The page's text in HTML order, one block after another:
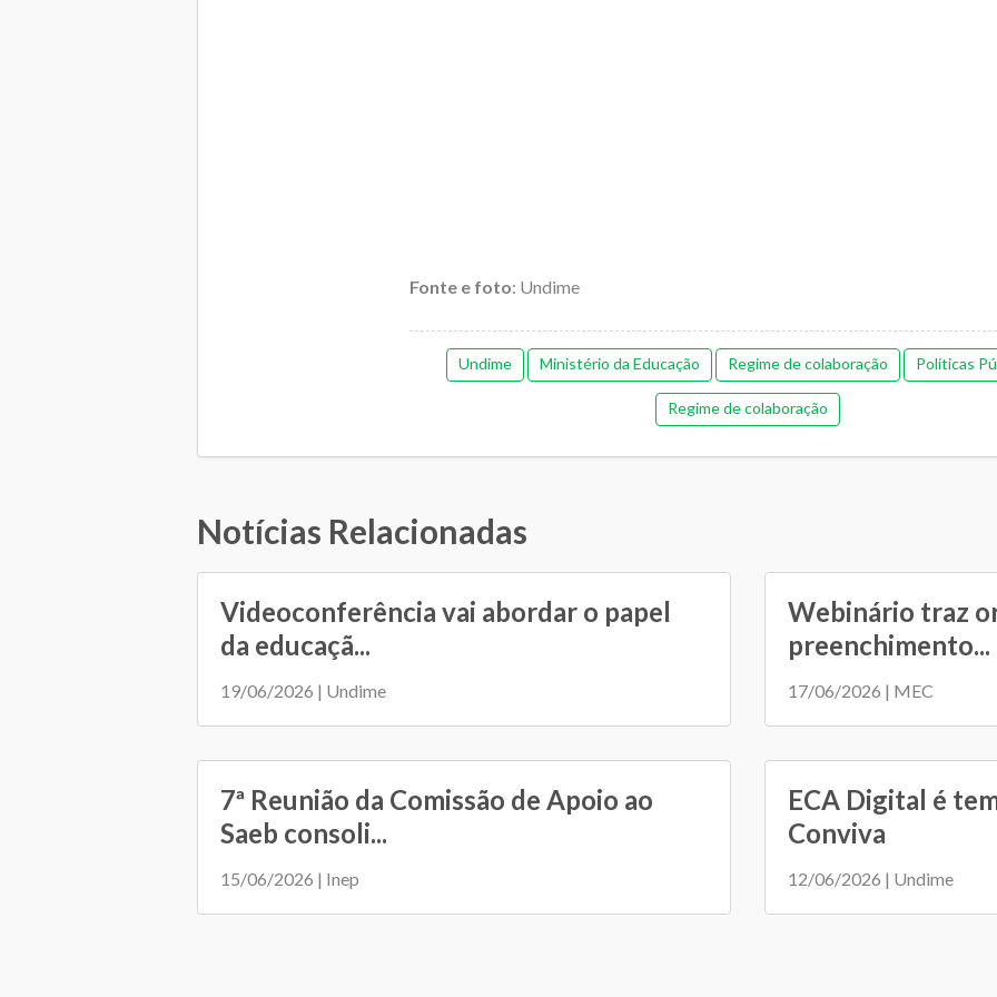
Fonte e foto: Undime
Undime Ministério da Educação Regime de colaboração Políticas
Regime de colaboração
Notícias Relacionadas
Videoconferência vai abordar o papel
da educaçã...
19/06/2026 | Undime
Webinário traz
preenchimento...
17/06/2026 | MEC
7ª Reunião da Comissão de Apoio ao
Saeb consoli...
15/06/2026 | Inep
ECA Digital é
Conviva
12/06/2026 | Undime